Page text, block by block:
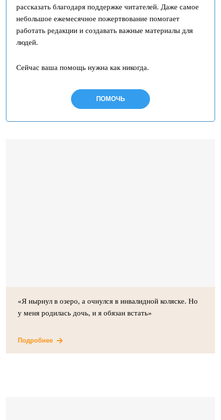
рассказать благодаря поддержке читателей. Даже самое
небольшое ежемесячное пожертвование помогает
работать редакции и создавать важные материалы для
людей.
Сейчас ваша помощь нужна как никогда.
ПОМОЧЬ
«Я нырнул в озеро, а очнулся в инвалидной коляске. Но
у меня родилась дочь, и я обязан встать»
Подробнее